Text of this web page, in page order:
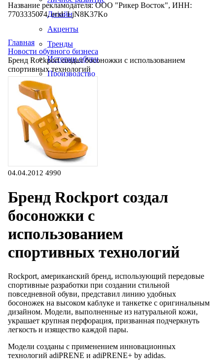
Дизайн
Акценты
Тренды
Истории обуви
Производство
Название рекламодателя: ООО "Рикер Восток", ИНН:
7703335074, erid: LjN8K37Ko
Главная
Новости обувного бизнеса
Бренд Rockport создал босоножки с использованием
спортивных технологий
04.04.2012 4990
Бренд Rockport создал
босоножки с
использованием
спортивных технологий
Rockport, американский бренд, использующий передовые
спортивные разработки при создании стильной
повседневной обуви, представил линию удобных
босоножек на высоком каблуке и танкетке с оригинальным
дизайном. Модели, выполненные из натуральной кожи,
украшает крупная перфорация, призванная подчеркнуть
легкость и изящество каждой пары.
Модели созданы с применением инновационных
технологий adiPRENE и adiPRENE+ by adidas.